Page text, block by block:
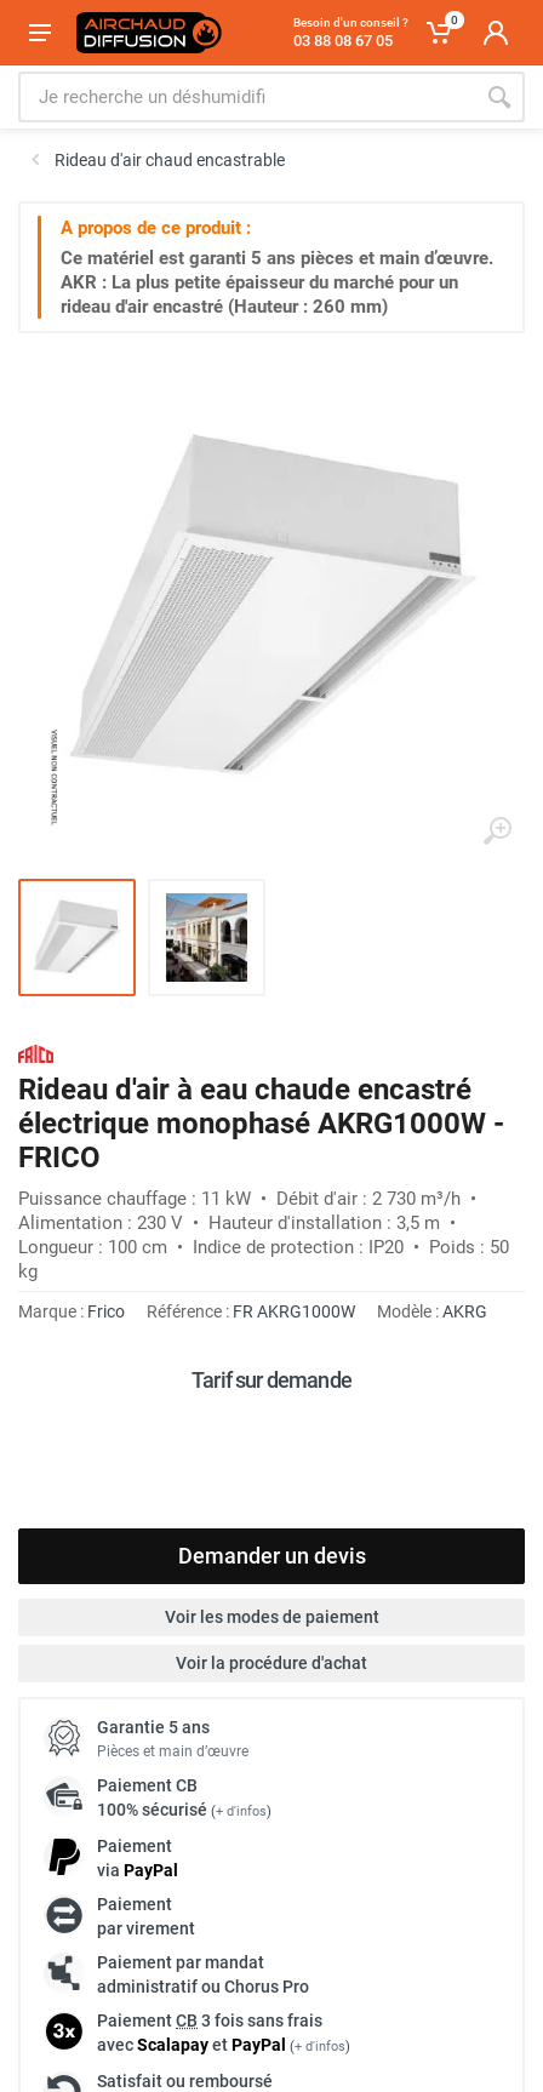
Besoin d'un conseil ?
03 88 08 67 05
0
Rideau d'air chaud encastrable
A propos de ce produit :
Ce matériel est garanti 5 ans pièces et main d’œuvre.
AKR : La plus petite épaisseur du marché pour un
rideau d'air encastré (Hauteur : 260 mm)
Rideau d'air à eau chaude encastré
électrique monophasé AKRG1000W -
FRICO
Puissance chauffage : 11 kW • Débit d'air : 2 730 m³/h •
Alimentation : 230 V • Hauteur d'installation : 3,5 m •
Longueur : 100 cm • Indice de protection : IP20 • Poids : 50
kg
Marque : Frico Référence : FR AKRG1000W Modèle :AKRG
Tarif sur demande
Demander un devis
Voir les modes de paiement
Voir la procédure d'achat
Garantie 5 ans
Pièces et main d’œuvre
PaiementCB
100% sécurisé (+ d'infos)
Paiement
via PayPal
Paiement
par virement
Paiement par mandat
administratif ou Chorus Pro
PaiementCB 3 fois sans frais
avecScalapayetPayPal (+ d'infos)
Satisfait ou remboursé